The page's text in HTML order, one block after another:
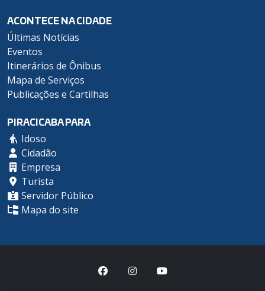
ACONTECE NA CIDADE
Últimas Notícias
Eventos
Itinerários de Ônibus
Mapa de Serviços
Publicações e Cartilhas
PIRACICABA PARA
Idoso
Cidadão
Empresa
Turista
Servidor Público
Mapa do site